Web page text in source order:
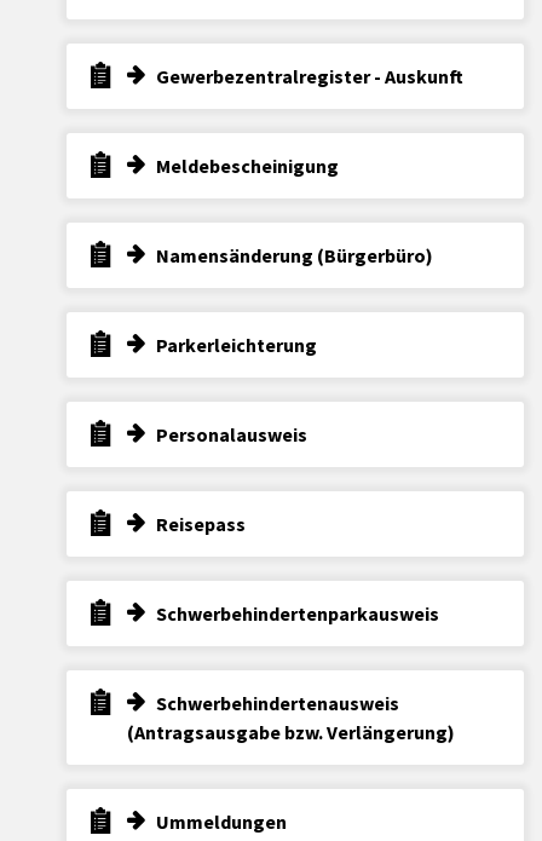
Gewerbezentralregister - Auskunft
Meldebescheinigung
Namensänderung (Bürgerbüro)
Parkerleichterung
Personalausweis
Reisepass
Schwerbehindertenparkausweis
Schwerbehindertenausweis
(Antragsausgabe bzw. Verlängerung)
Ummeldungen